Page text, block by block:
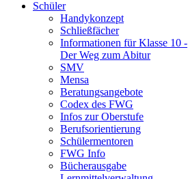
Schüler
Handykonzept
Schließfächer
Informationen für Klasse 10 -
Der Weg zum Abitur
SMV
Mensa
Beratungsangebote
Codex des FWG
Infos zur Oberstufe
Berufsorientierung
Schülermentoren
FWG Info
Bücherausgabe